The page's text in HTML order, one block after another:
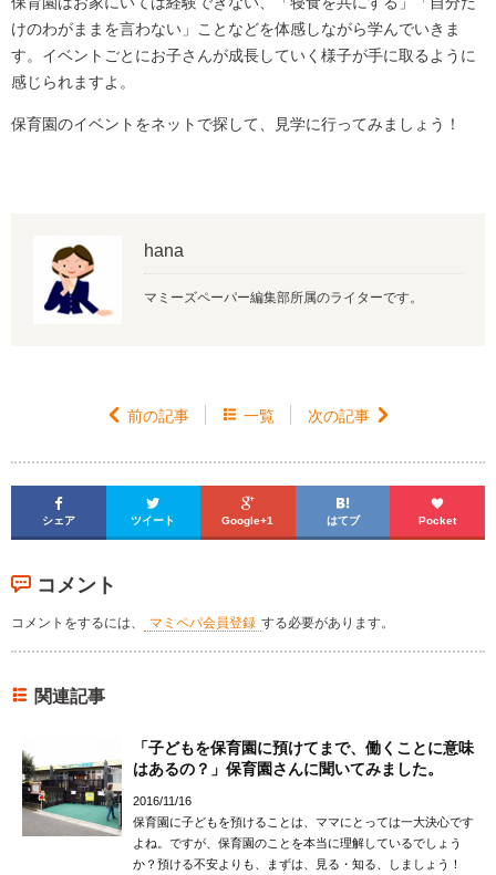
けのわがままを言わない」ことなどを体感しながら学んでいきま
す。イベントごとにお子さんが成長していく様子が手に取るように
感じられますよ。
保育園のイベントをネットで探して、見学に行ってみましょう！
hana
マミーズペーパー編集部所属のライターです。
 前の記事  一覧 次の記事 

シェア

ツイート

Google+1

はてブ

Pocket
コメント
コメントをするには、 マミペパ会員登録 する必要があります。
関連記事
「子どもを保育園に預けてまで、働くことに意味
はあるの？」保育園さんに聞いてみました。
2016/11/16
保育園に子どもを預けることは、ママにとっては一大決心です
よね。ですが、保育園のことを本当に理解しているでしょう
か？預ける不安よりも、まずは、見る・知る、しましょう！